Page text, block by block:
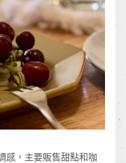
感，主要販售甜點和咖